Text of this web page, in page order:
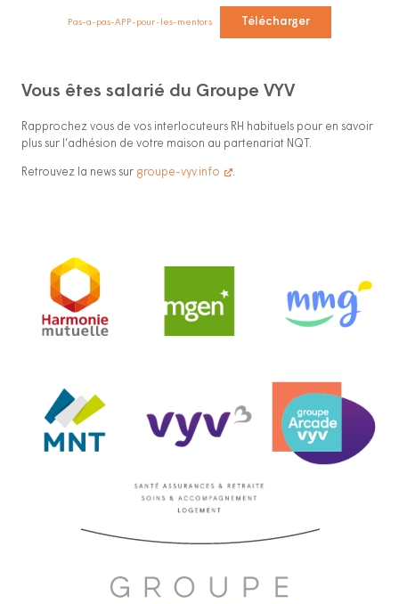
Pas-a-pas-APP-pour-les-mentors Télécharger
Vous êtes salarié du Groupe VYV
Rapprochez vous de vos interlocuteurs RH habituels pour en savoir
plus sur l’adhésion de votre maison au partenariat NQT.
Retrouvez la news sur groupe-vyv.info .